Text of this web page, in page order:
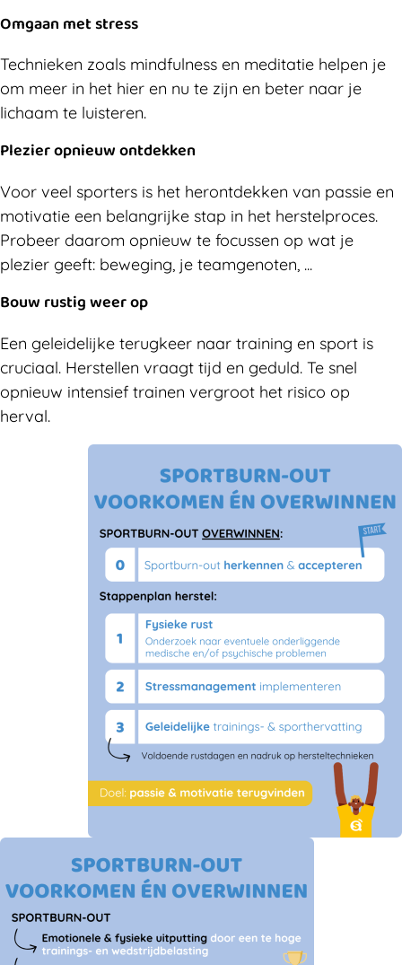
Omgaan met stress
Technieken zoals mindfulness en meditatie helpen je
om meer in het hier en nu te zijn en beter naar je
lichaam te luisteren.
Plezier opnieuw ontdekken
Voor veel sporters is het herontdekken van passie en
motivatie een belangrijke stap in het herstelproces.
Probeer daarom opnieuw te focussen op wat je
plezier geeft: beweging, je teamgenoten, ...
Bouw rustig weer op
Een geleidelijke terugkeer naar training en sport is
cruciaal. Herstellen vraagt tijd en geduld. Te snel
opnieuw intensief trainen vergroot het risico op
herval.